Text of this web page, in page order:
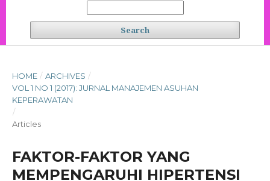
Search
HOME / ARCHIVES /
VOL 1 NO 1 (2017): JURNAL MANAJEMEN ASUHAN
KEPERAWATAN
/
Articles
FAKTOR-FAKTOR YANG
MEMPENGARUHI HIPERTENSI